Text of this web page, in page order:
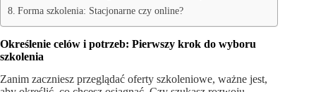
Forma szkolenia: Stacjonarne czy online?
Określenie celów i potrzeb: Pierwszy krok do wyboru
szkolenia
Zanim zaczniesz przeglądać oferty szkoleniowe, ważne jest,